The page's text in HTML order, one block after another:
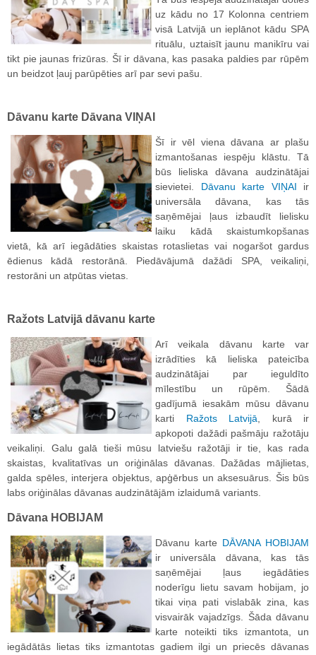
uz kādu no 17 Kolonna centriem
visā Latvijā un ieplānot kādu SPA
rituālu, uztaisīt jaunu manikīru vai
tikt pie jaunas frizūras. Šī ir dāvana, kas pasaka paldies par rūpēm
un beidzot ļauj parūpēties arī par sevi pašu.
Dāvanu karte Dāvana VIŅAI
Šī ir vēl viena dāvana ar plašu
izmantošanas iespēju klāstu. Tā
būs lieliska dāvana audzinātājai
sievietei. Dāvanu karte VIŅAI ir
universāla dāvana, kas tās
saņēmējai ļaus izbaudīt lielisku
laiku kādā skaistumkopšanas
vietā, kā arī iegādāties skaistas rotaslietas vai nogaršot gardus
ēdienus kādā restorānā. Piedāvājumā dažādi SPA, veikaliņi,
restorāni un atpūtas vietas.
Ražots Latvijā dāvanu karte
Arī veikala dāvanu karte var
izrādīties kā lieliska pateicība
audzinātājai par ieguldīto
mīlestību un rūpēm. Šādā
gadījumā iesakām mūsu dāvanu
karti Ražots Latvijā, kurā ir
apkopoti dažādi pašmāju ražotāju
veikaliņi. Galu galā tieši mūsu latviešu ražotāji ir tie, kas rada
skaistas, kvalitatīvas un oriģinālas dāvanas. Dažādas mājlietas,
galda spēles, interjera objektus, apģērbus un aksesuārus. Šis būs
labs oriģinālas dāvanas audzinātājām izlaidumā variants.
Dāvana HOBIJAM
Dāvanu karte DĀVANA HOBIJAM
ir universāla dāvana, kas tās
saņēmējai ļaus iegādāties
noderīgu lietu savam hobijam, jo
tikai viņa pati vislabāk zina, kas
visvairāk vajadzīgs. Šāda dāvanu
karte noteikti tiks izmantota, un
iegādātās lietas tiks izmantotas gadiem ilgi un priecēs dāvanas